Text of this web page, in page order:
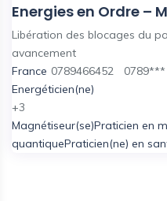
Energies en Ordre –
Libération des blocages du
avancement
France 0789466452 0789***
Energéticien(ne)
+3
Magnétiseur(se)Praticien en
quantiquePraticien(ne) en